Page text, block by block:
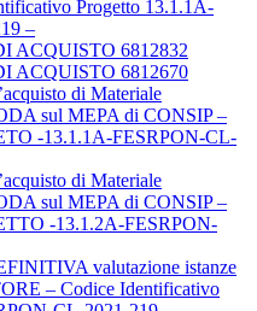
Progetto 13.1.1A-
–
ACQUISTO 6812832
ACQUISTO 6812670
di Materiale
sul MEPA di CONSIP –
-13.1.1A-FESRPON-CL-
di Materiale
sul MEPA di CONSIP –
-13.1.2A-FESRPON-
valutazione istanze
– Codice Identificativo